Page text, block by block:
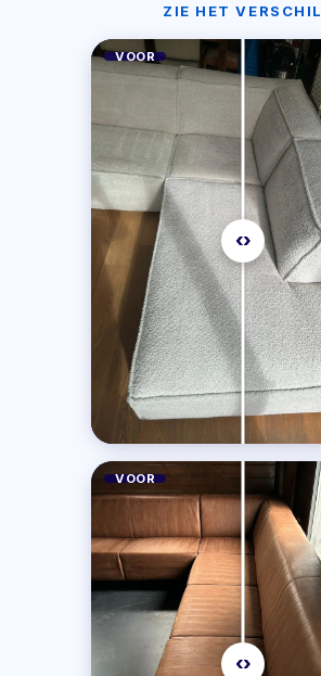
VOOR
‹›
VOOR
‹›
ZIE HET VERSCHIL